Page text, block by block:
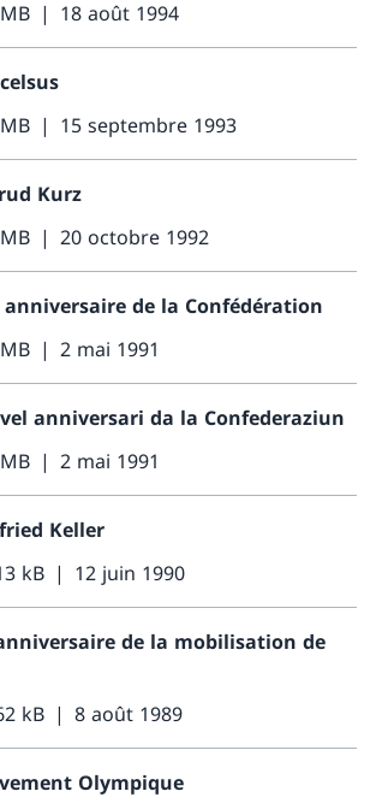
18 août 1994
15 septembre 1993
Kurz
20 octobre 1992
anniversaire de la Confédération
2 mai 1991
anniversari da la Confederaziun
2 mai 1991
Keller
kB 12 juin 1990
de la mobilisation de
kB 8 août 1989
Olympique